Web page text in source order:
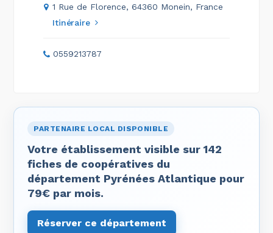
1 Rue de Florence, 64360 Monein, France
Itinéraire
0559213787
PARTENAIRE LOCAL DISPONIBLE
Votre établissement visible sur 142
fiches de coopératives du
département Pyrénées Atlantique pour
79€ par mois.
Réserver ce département